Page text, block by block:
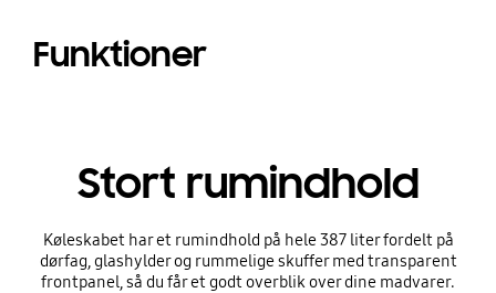
Funktioner
Stort rumindhold
Køleskabet har et rumindhold på hele 387 liter fordelt på
dørfag, glashylder og rummelige skuffer med transparent
frontpanel, så du får et godt overblik over dine madvarer.